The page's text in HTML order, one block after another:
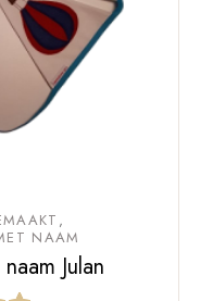
NAAM
Julan